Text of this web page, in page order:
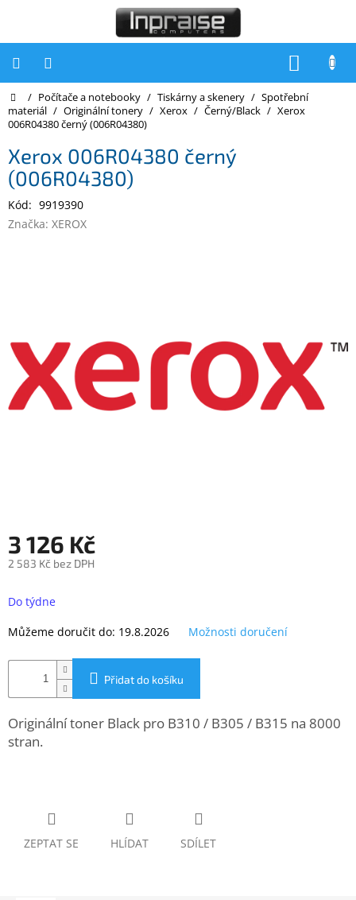
Počítače
Počítače
Notebooky
Tiskárny
Kontakty
objednávka
antiviru
ESET
podmínky
Autorizované
Rozšíření
a
Splátky
www.inpraise.cz
tablety
Domů
/ Počítače a notebooky / Tiskárny a skenery / Spotřební
materiál / Originální tonery / Xerox / Černý/Black / Xerox
006R04380 černý (006R04380)
Xerox 006R04380 černý
(006R04380)
Kód: 9919390
Značka: XEROX
3 126 Kč
2 583 Kč bez DPH
cena:
Do týdne
Můžeme doručit do: 19.8.2026 Možnosti doručení
Přidat do košíku
Originální toner Black pro B310 / B305 / B315 na 8000
stran.
ZEPTAT SE HLÍDAT SDÍLET